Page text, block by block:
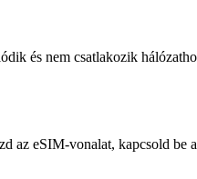
és nem csatlakozik
az eSIM-vonalat, kapcsold